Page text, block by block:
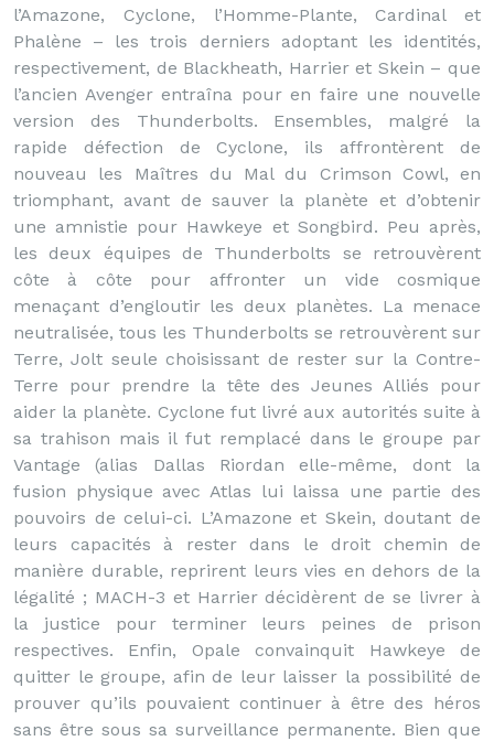
l’Amazone, Cyclone, l’Homme-Plante, Cardinal et
Phalène – les trois derniers adoptant les identités,
respectivement, de Blackheath, Harrier et Skein – que
l’ancien Avenger entraîna pour en faire une nouvelle
version des Thunderbolts. Ensembles, malgré la
rapide défection de Cyclone, ils affrontèrent de
nouveau les Maîtres du Mal du Crimson Cowl, en
triomphant, avant de sauver la planète et d’obtenir
une amnistie pour Hawkeye et Songbird. Peu après,
les deux équipes de Thunderbolts se retrouvèrent
côte à côte pour affronter un vide cosmique
menaçant d’engloutir les deux planètes. La menace
neutralisée, tous les Thunderbolts se retrouvèrent sur
Terre, Jolt seule choisissant de rester sur la Contre-
Terre pour prendre la tête des Jeunes Alliés pour
aider la planète. Cyclone fut livré aux autorités suite à
sa trahison mais il fut remplacé dans le groupe par
Vantage (alias Dallas Riordan elle-même, dont la
fusion physique avec Atlas lui laissa une partie des
pouvoirs de celui-ci. L’Amazone et Skein, doutant de
leurs capacités à rester dans le droit chemin de
manière durable, reprirent leurs vies en dehors de la
légalité ; MACH-3 et Harrier décidèrent de se livrer à
la justice pour terminer leurs peines de prison
respectives. Enfin, Opale convainquit Hawkeye de
quitter le groupe, afin de leur laisser la possibilité de
prouver qu’ils pouvaient continuer à être des héros
sans être sous sa surveillance permanente. Bien que